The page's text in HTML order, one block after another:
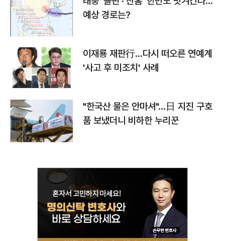
예상 경로는?
이재룡 재판行…다시 떠오른 연예계
'사고 후 미조치' 사례
"한국산 물은 안마셔"…日 지진 구호
품 보냈더니 비하한 누리꾼